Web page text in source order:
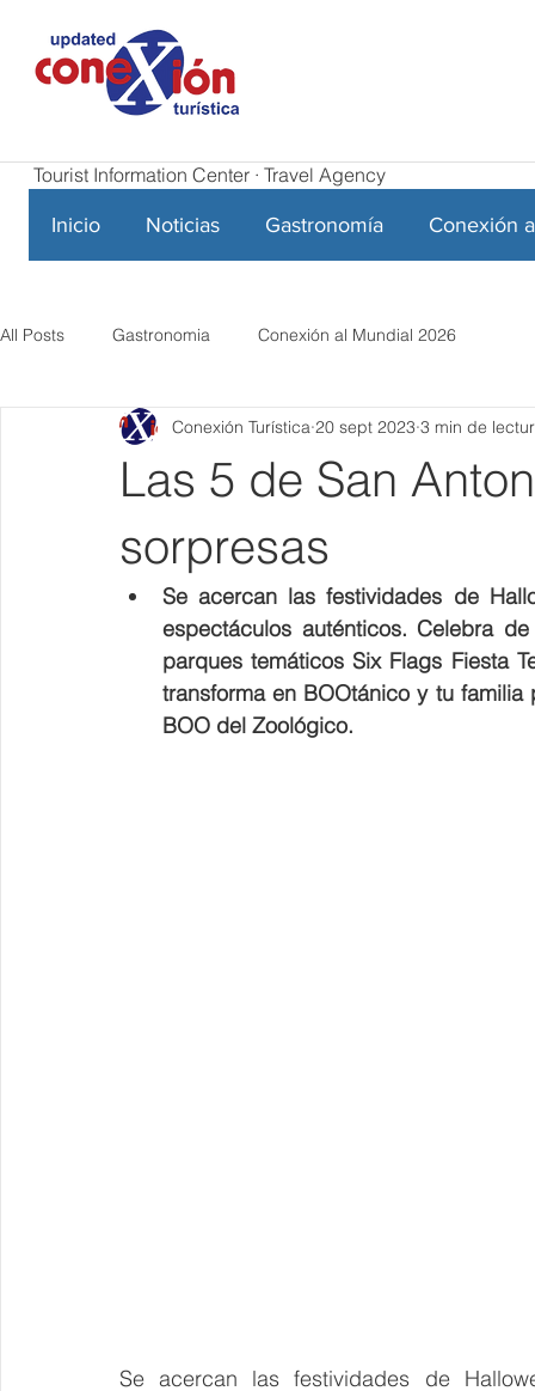
Tourist Information Center · Travel Agency
Inicio Noticias Gastronomía Conexión
All Posts Gastronomia Conexión al Mundial 2026
Las 5 de San
sorpresas
Conexión Turística 20 sept 2023 3 min de
Se acercan las festividades de
espectáculos auténticos. Celebra
parques temáticos Six Flags Fiesta
transforma en BOOtánico y tu
BOO del Zoológico.
Se acercan las festividades de